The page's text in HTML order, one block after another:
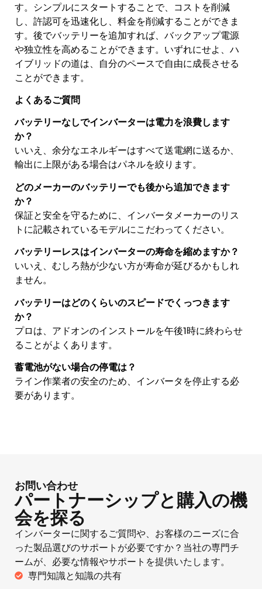
す。シンプルにスタートすることで、コストを削減
し、許認可を迅速化し、料金を削減することができま
す。後でバッテリーを追加すれば、バックアップ電源
や独立性を高めることができます。いずれにせよ、ハ
イブリッドの道は、自分のペースで自由に成長させる
ことができます。
よくあるご質問
バッテリーなしでインバーターは電力を浪費します
か？
いいえ、余分なエネルギーはすべて送電網に送るか、
輸出に上限がある場合はパネルを絞ります。
どのメーカーのバッテリーでも後から追加できます
か？
保証と安全を守るために、インバータメーカーのリス
トに記載されているモデルにこだわってください。
バッテリーレスはインバーターの寿命を縮めますか？
いいえ、むしろ熱が少ない方が寿命が延びるかもしれ
ません。
バッテリーはどのくらいのスピードでくっつきます
か？
プロは、アドオンのインストールを午後1時に終わらせ
ることがよくあります。
蓄電池がない場合の停電は？
ライン作業者の安全のため、インバータを停止する必
要があります。
お問い合わせ
パートナーシップと購入の機
会を探る
インバーターに関するご質問や、お客様のニーズに合
った製品選びのサポートが必要ですか？当社の専門チ
ームが、必要な情報やサポートを提供いたします。
専門知識と知識の共有